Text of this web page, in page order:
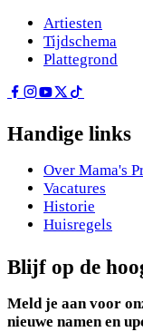
Artiesten
Tijdschema
Plattegrond
Handige links
Over Mama's
Vacatures
Historie
Huisregels
Blijf op de
Meld je aan voor
nieuwe namen en